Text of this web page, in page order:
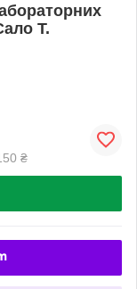
Т.
₴